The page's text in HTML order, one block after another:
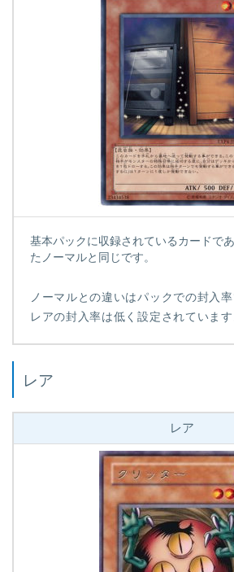
基本パックに収録されているカードで
たノーマルと同じです。
ノーマルとの違いはパックでの封入
レアの封入率は低く設定されています
レア
レア